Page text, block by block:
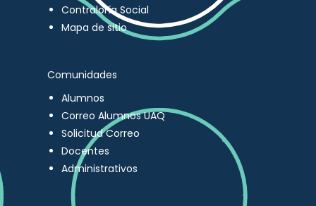
Contraloría Social
Mapa de sitio
Comunidades
Alumnos
Correo Alumnos UAQ
Solicitud Correo
Docentes
Administrativos